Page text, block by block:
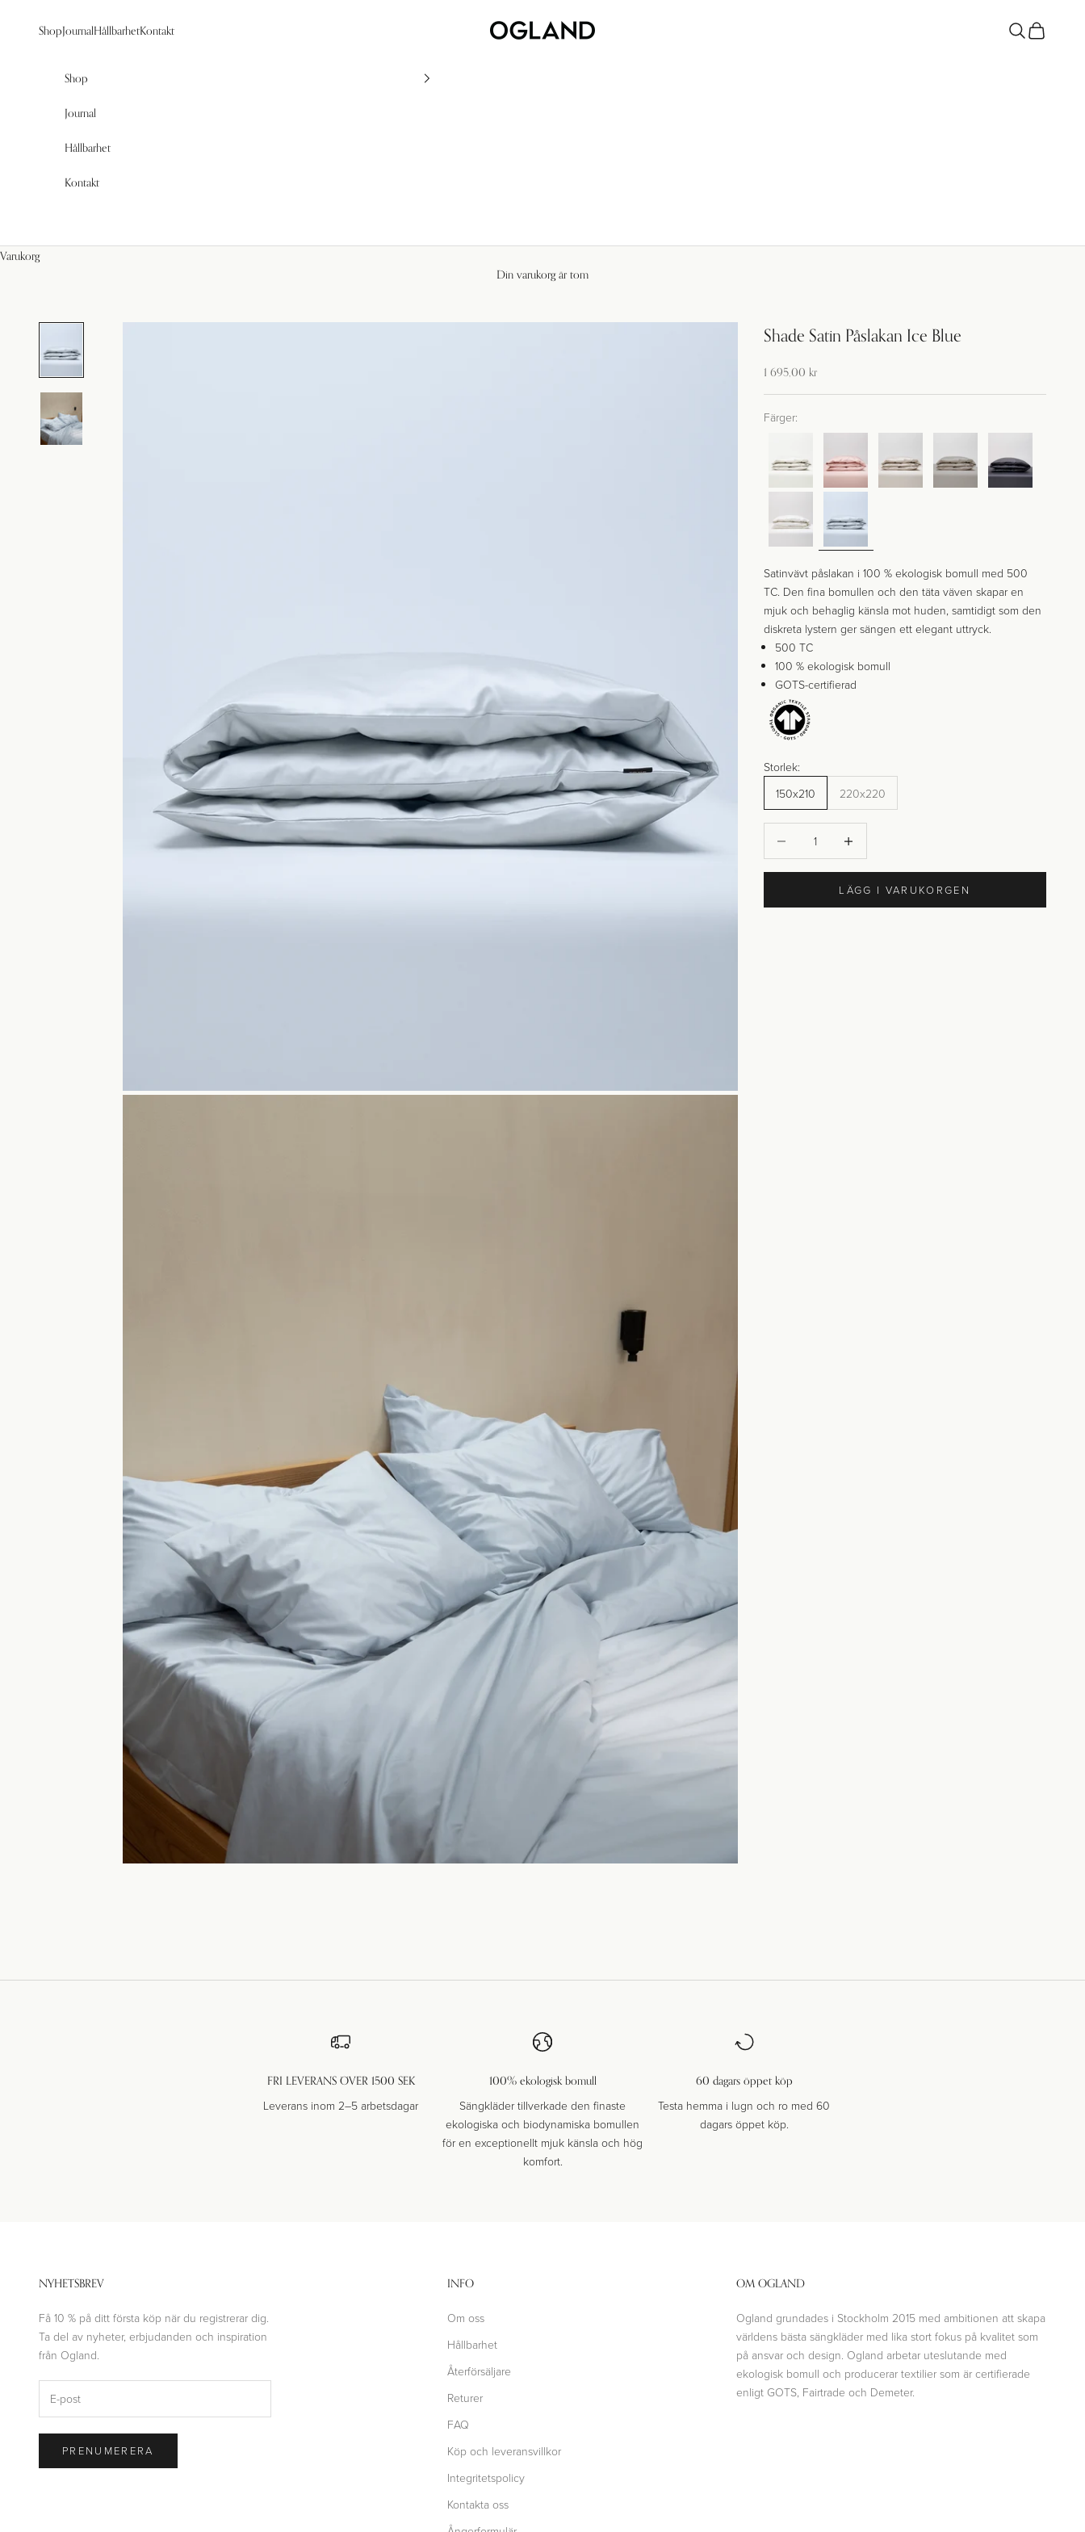
Ogland
ShopJournalHållbarhetKontakt Sök Kundvagn
Shop
Journal
Hållbarhet
Kontakt
Varukorg
Din varukorg är tom
Shade Satin Påslakan Ice Blue
Kampanj-pris
1 695,00 kr
Färger:
Satinvävt påslakan i 100 % ekologisk bomull med 500
TC. Den fina bomullen och den täta väven skapar en
mjuk och behaglig känsla mot huden, samtidigt som den
diskreta lystern ger sängen ett elegant uttryck.
500 TC
100 % ekologisk bomull
GOTS-certifierad
Storlek:
150x210
220x220
LÄGG I VARUKORGEN
FRI LEVERANS ÖVER 1500 SEK
Leverans inom 2–5 arbetsdagar
100% ekologisk bomull
Sängkläder tillverkade den finaste
ekologiska och biodynamiska bomullen
för en exceptionellt mjuk känsla och hög
komfort.
60 dagars öppet köp
Testa hemma i lugn och ro med 60
dagars öppet köp.
NYHETSBREV
Få 10 % på ditt första köp när du registrerar dig.
Ta del av nyheter, erbjudanden och inspiration
från Ogland.
PRENUMERERA
INFO
Om oss
Hållbarhet
Återförsäljare
Returer
FAQ
Köp och leveransvillkor
Integritetspolicy
Kontakta oss
OM OGLAND
Ogland grundades i Stockholm 2015 med ambitionen att skapa
världens bästa sängkläder med lika stort fokus på kvalitet som
på ansvar och design. Ogland arbetar uteslutande med
ekologisk bomull och producerar textilier som är certifierade
enligt GOTS, Fairtrade och Demeter.